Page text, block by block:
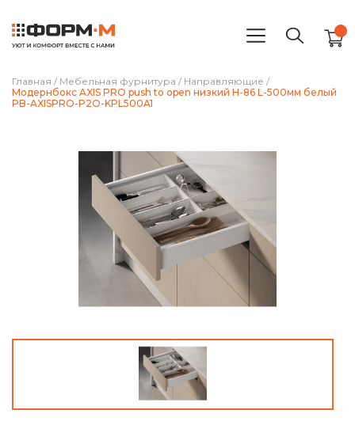
Главная / Мебельная фурнитура / Направляющие /
Модернбокс AXIS PRO push to open низкий H-86 L-500мм белый
PB-AXISPRO-P2O-KPL500A1